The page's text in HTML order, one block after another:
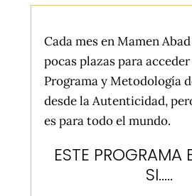
Cada mes en Mamen
pocas plazas para
Programa y Metodología
desde la Autenticidad,
es para todo el mundo.
ESTE PROGRAMA
SI.....